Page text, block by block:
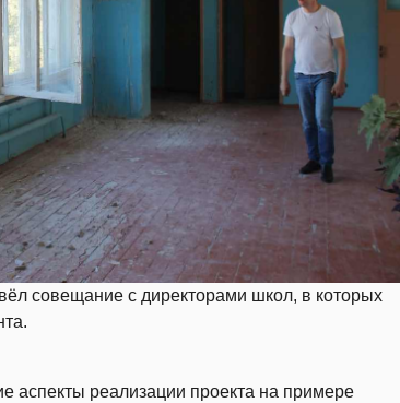
совещание с директорами школ, в которых
аспекты реализации проекта на примере